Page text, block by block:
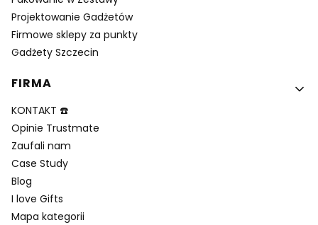
Projektowanie Gadżetów
Firmowe sklepy za punkty
Gadżety Szczecin
FIRMA
KONTAKT ☎️
Opinie Trustmate
Zaufali nam
Case Study
Blog
I love Gifts
Mapa kategorii